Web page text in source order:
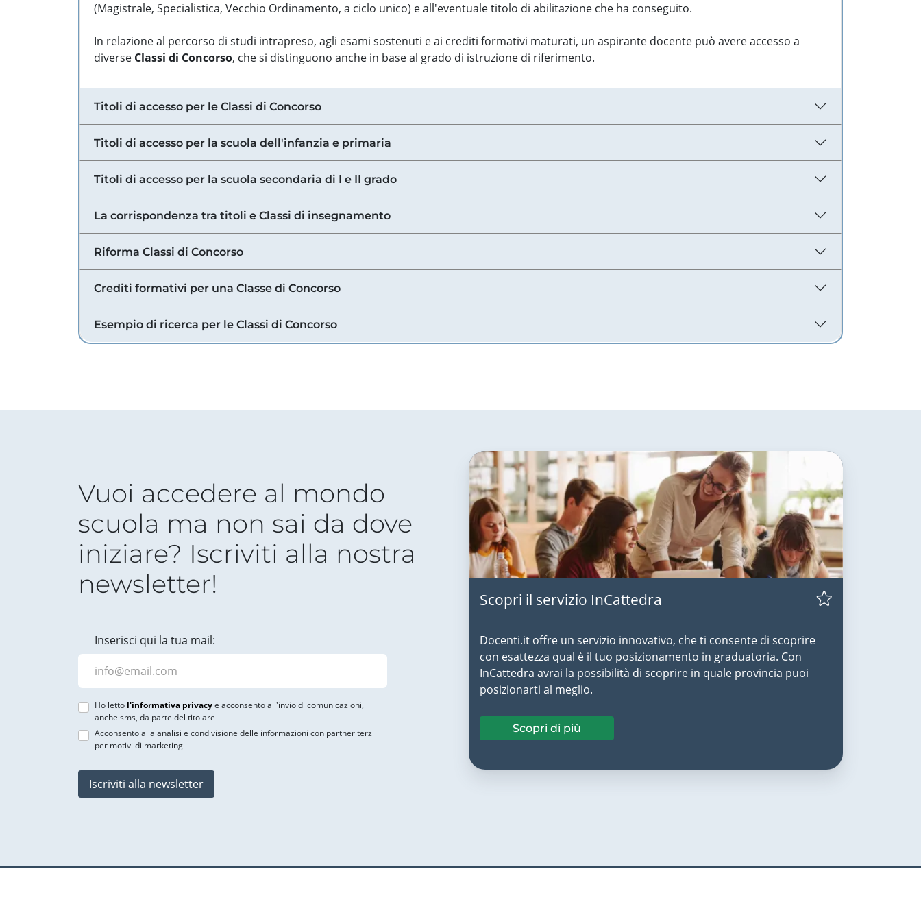
(Magistrale, Specialistica, Vecchio Ordinamento, a ciclo unico) e all'eventuale titolo di abilitazione che ha conseguito.
In relazione al percorso di studi intrapreso, agli esami sostenuti e ai crediti formativi maturati, un aspirante docente può avere accesso a
diverse Classi di Concorso, che si distinguono anche in base al grado di istruzione di riferimento.
Titoli di accesso per le Classi di Concorso
Titoli di accesso per la scuola dell'infanzia e primaria
Titoli di accesso per la scuola secondaria di I e II grado
La corrispondenza tra titoli e Classi di insegnamento
Riforma Classi di Concorso
Crediti formativi per una Classe di Concorso
Esempio di ricerca per le Classi di Concorso
Vuoi accedere al mondo
scuola ma non sai da dove
iniziare? Iscriviti alla nostra
newsletter!
Inserisci qui la tua mail:
Ho letto l'informativa privacye acconsento all'invio di comunicazioni,
anche sms, da parte del titolare
Acconsento alla analisi e condivisione delle informazioni con partner terzi
per motivi di marketing
Iscriviti alla newsletter
Scopri il servizio InCattedra
Docenti.it offre un servizio innovativo, che ti consente di scoprire
con esattezza qual è il tuo posizionamento in graduatoria. Con
InCattedra avrai la possibilità di scoprire in quale provincia puoi
posizionarti al meglio.
Scopri di più